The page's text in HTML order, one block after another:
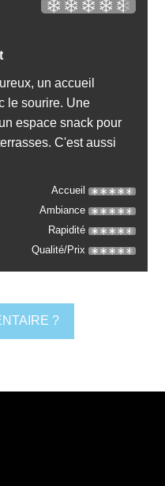
un accueil
le sourire. Une
espace snack pour
C'est aussi
Accueil
Ambiance
Rapidité
Qualité/Prix
?